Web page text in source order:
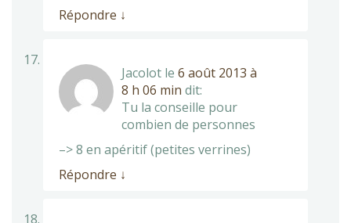
Répondre ↓
Jacolot le 6 août 2013 à
8 h 06 min dit:
Tu la conseille pour
combien de personnes
–> 8 en apéritif (petites verrines)
Répondre ↓